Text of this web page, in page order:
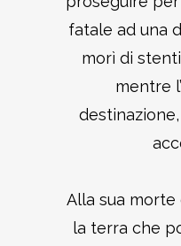
fatale ad una
morì di
mentre
Alla sua
la terra che